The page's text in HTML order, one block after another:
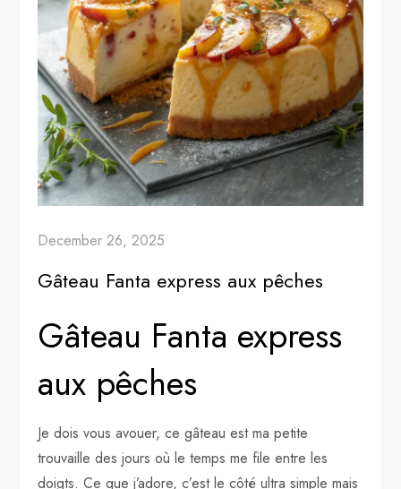
December 26, 2025
Gâteau Fanta express aux pêches
Gâteau Fanta express
aux pêches
Je dois vous avouer, ce gâteau est ma petite
trouvaille des jours où le temps me file entre les
doigts. Ce que j’adore, c’est le côté ultra simple mais